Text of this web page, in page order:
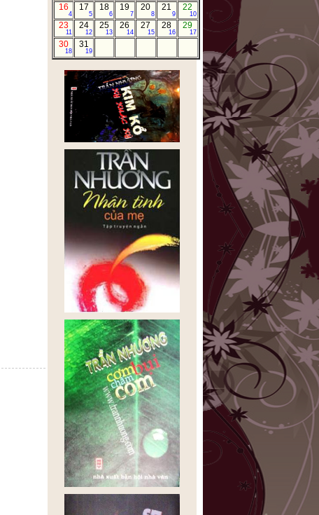
TRẦN NHƯƠNG.COM
10TRUYỆN NGẮN CỰC
NGẮN CỰC HAY
CÁ THÁNG TƯ
NHÂN THỂ DỮ TÂM KINH
(人体与心泾)
16
4
17
5
18
6
19
7
20
8
21
9
22
10
23
11
24
12
25
13
26
14
27
15
28
16
29
17
30
18
31
19